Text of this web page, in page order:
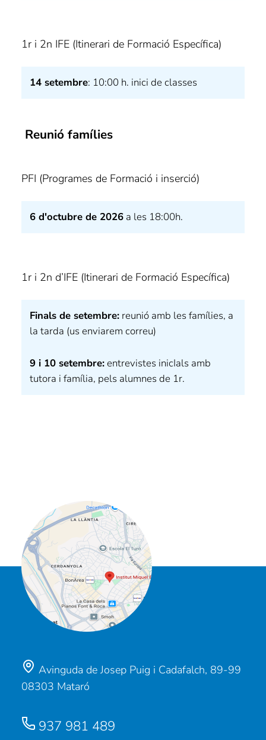
1r i 2n IFE (Itinerari de Formació Específica)
14 setembre: 10:00 h. inici de classes
Reunió famílies
PFI (Programes de Formació i inserció)
6 d'octubre de 2026 a les 18:00h.
1r i 2n d’IFE (Itinerari de Formació Específica)
Finals de setembre: reunió amb les famílies, a
la tarda (us enviarem correu)
9 i 10 setembre:entrevistes inicIals amb
tutora i família, pels alumnes de 1r.
Avinguda de Josep Puig i Cadafalch, 89-99
08303 Mataró
937 981 489